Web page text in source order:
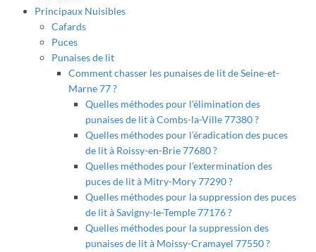
Principaux Nuisibles
Cafards
Puces
Punaises de lit
Comment chasser les punaises de lit de Seine-et-
Marne 77 ?
Quelles méthodes pour l’élimination des
punaises de lit à Combs-la-Ville 77380 ?
Quelles méthodes pour l’éradication des puces
de lit à Roissy-en-Brie 77680 ?
Quelles méthodes pour l’extermination des
puces de lit à Mitry-Mory 77290 ?
Quelles méthodes pour la suppression des puces
de lit à Savigny-le-Temple 77176 ?
Quelles méthodes pour la suppression des
punaises de lit à Moissy-Cramayel 77550 ?